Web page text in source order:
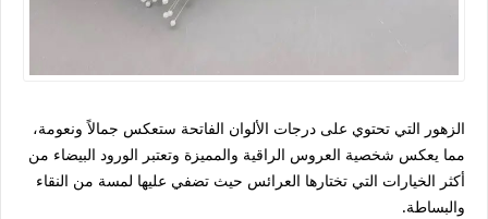
الزهور التي تحتوي على درجات الألوان الفاتحة ستعكس جمالاً ونعومة،
مما يعكس شخصية العروس الراقية والمميزة وتعتبر الورود البيضاء من
أكثر الخيارات التي تختارها العرائس حيث تضفي عليها لمسة من النقاء
والبساطة.